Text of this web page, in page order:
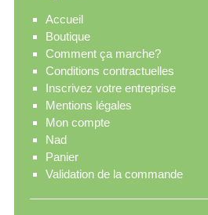
Accueil
Boutique
Comment ça marche?
Conditions contractuelles
Inscrivez votre entreprise
Mentions légales
Mon compte
Nad
Panier
Validation de la commande